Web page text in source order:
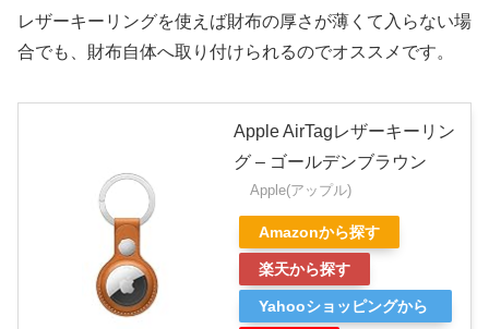
レザーキーリングを使えば財布の厚さが薄くて入らない場
合でも、財布自体へ取り付けられるのでオススメです。
Apple AirTagレザーキーリン
グ – ゴールデンブラウン
Apple(アップル)
Amazonから探す
楽天から探す
Yahooショッピングから